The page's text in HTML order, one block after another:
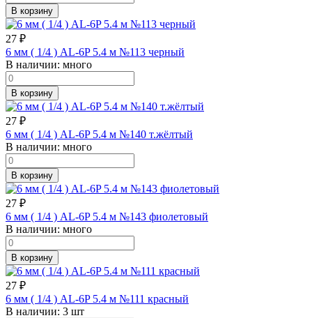
В корзину
27 ₽
6 мм ( 1/4 ) AL-6P 5.4 м №113 черный
В наличии: много
В корзину
27 ₽
6 мм ( 1/4 ) AL-6P 5.4 м №140 т.жёлтый
В наличии: много
В корзину
27 ₽
6 мм ( 1/4 ) AL-6P 5.4 м №143 фиолетовый
В наличии: много
В корзину
27 ₽
6 мм ( 1/4 ) AL-6P 5.4 м №111 красный
В наличии: 3 шт